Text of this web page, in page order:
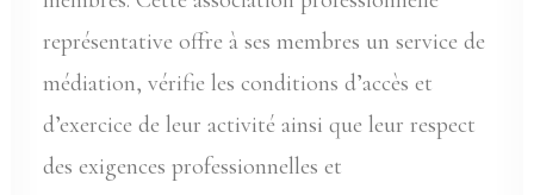
représentative offre à ses membres un service de
médiation, vérifie les conditions d’accès et
d’exercice de leur activité ainsi que leur respect
des exigences professionnelles et